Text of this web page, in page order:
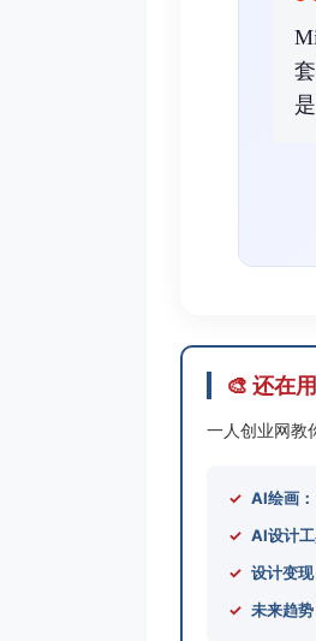
🎨 还在
一人创业网教
✓ AI绘画：
✓ AI设计工
✓ 设计变现
✓ 未来趋势